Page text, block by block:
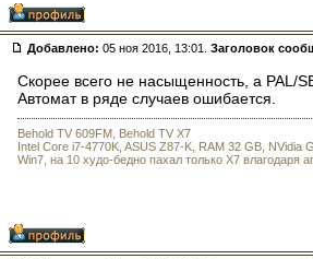
Добавлено: 05 ноя 2016, 13:01. Заголовок
Скорее всего не насыщенность, а PAL/
Автомат в ряде случаев ошибается.
Behold TV 609FM, Behold TV X7
Intel Core i7-4770K, ASUS Z87-K, RAM 32 GB, NVidia
Win7, на 10 худо-бедно пахал только X7 влагодаря